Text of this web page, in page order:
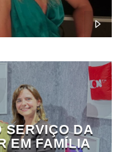
SERVIÇO DA
EM FAMÍLIA